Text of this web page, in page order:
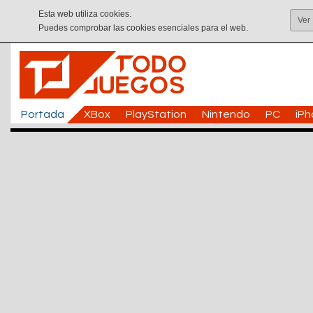
Esta web utiliza cookies.
Puedes comprobar las cookies esenciales para el web.
Ver
Portada XBox PlayStation Nintendo PC